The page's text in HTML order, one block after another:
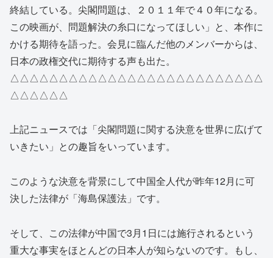
終結している。尖閣問題は、２０１１年で４０年になる。
この映画が、問題解決の糸口になってほしい」と、本作に
かける期待を語った。会見に臨んだ他のメンバーからは、
日本の政権交代に期待する声も出た。
△△△△△△△△△△△△△△△△△△△△△△△△△△
△△△△△△
上記ニュースでは「尖閣問題に関する決意を世界に広げて
いきたい」との趣旨をいっています。
このような決意を背景にして中国全人代が昨年12月に可
決した法律が「海島保護法」です。
そして、この法律が中国で3月1日には施行されるという
重大な事実をほとんどの日本人が知らないのです。もし、